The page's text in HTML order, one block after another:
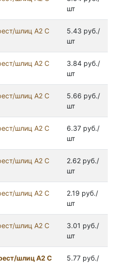
шт
шлиц А2 С
5.43 руб./
шт
шлиц А2 С
3.84 руб./
шт
шлиц А2 С
5.66 руб./
шт
шлиц А2 С
6.37 руб./
шт
шлиц А2 С
2.62 руб./
шт
шлиц А2 С
2.19 руб./
шт
шлиц А2 С
3.01 руб./
шт
шлиц А2 С 5.77 руб./